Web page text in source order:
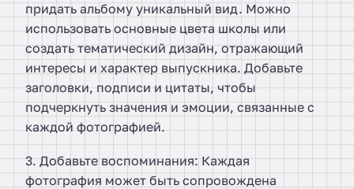
придать альбому уникальный вид. Можно
использовать основные цвета школы или
создать тематический дизайн, отражающий
интересы и характер выпускника. Добавьте
заголовки, подписи и цитаты, чтобы
подчеркнуть значения и эмоции, связанные с
каждой фотографией.
3. Добавьте воспоминания: Каждая
фотография может быть сопровождена